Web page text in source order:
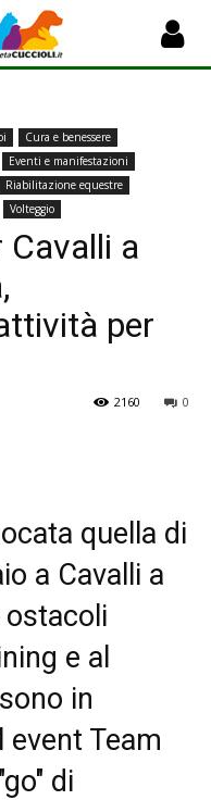
Cura e benessere
Eventi e manifestazioni
Riabilitazione equestre
Volteggio
Cavalli a
per
0
2160
quella di
a Cavalli a
ostacoli
e al
in
Team
di